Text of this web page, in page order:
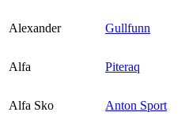
Alexander Gullfunn
Alfa
Piteraq
Alfa Sko Anton Sport